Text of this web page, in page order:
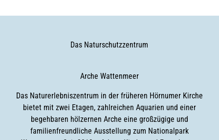
Das Naturschutzzentrum
Arche Wattenmeer
Das Naturerlebniszentrum in der früheren Hörnumer Kirche
bietet mit zwei Etagen, zahlreichen Aquarien und einer
begehbaren hölzernen Arche eine großzügige und
familienfreundliche Ausstellung zum Nationalpark